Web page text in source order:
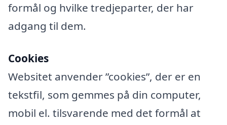
formål og hvilke tredjeparter, der har
adgang til dem.
Cookies
Websitet anvender ”cookies”, der er en
tekstfil, som gemmes på din computer,
mobil el. tilsvarende med det formål at